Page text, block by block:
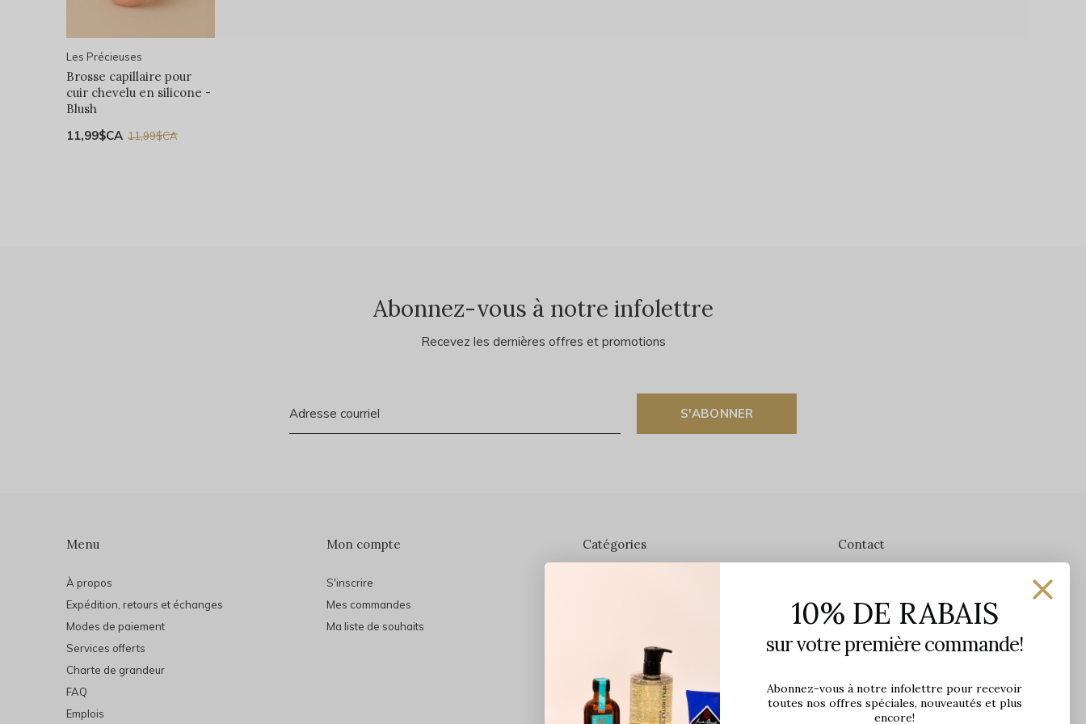
Les Précieuses
Brosse capillaire pour
cuir chevelu en silicone -
Blush
11,99$CA 11,99$CA
Abonnez-vous à notre infolettre
Recevez les dernières offres et promotions
S'ABONNER
Menu
À propos
Expédition, retours et échanges
Modes de paiement
Services offerts
Charte de grandeur
FAQ
Emplois
Mon compte
S'inscrire
Mes commandes
Ma liste de souhaits
Catégories
Soins du visage
Maquillage
Bain et Corps
Contact
1650 avenue Jules-Verne, Local 103
G2G 2R1, Québec, Canada
Lundi: 9h - 17h
Mardi: 9h - 17h
10% DE RABAIS
sur votre première commande!
Abonnez-vous à notre infolettre pour recevoir
toutes nos offres spéciales, nouveautés et plus
encore!